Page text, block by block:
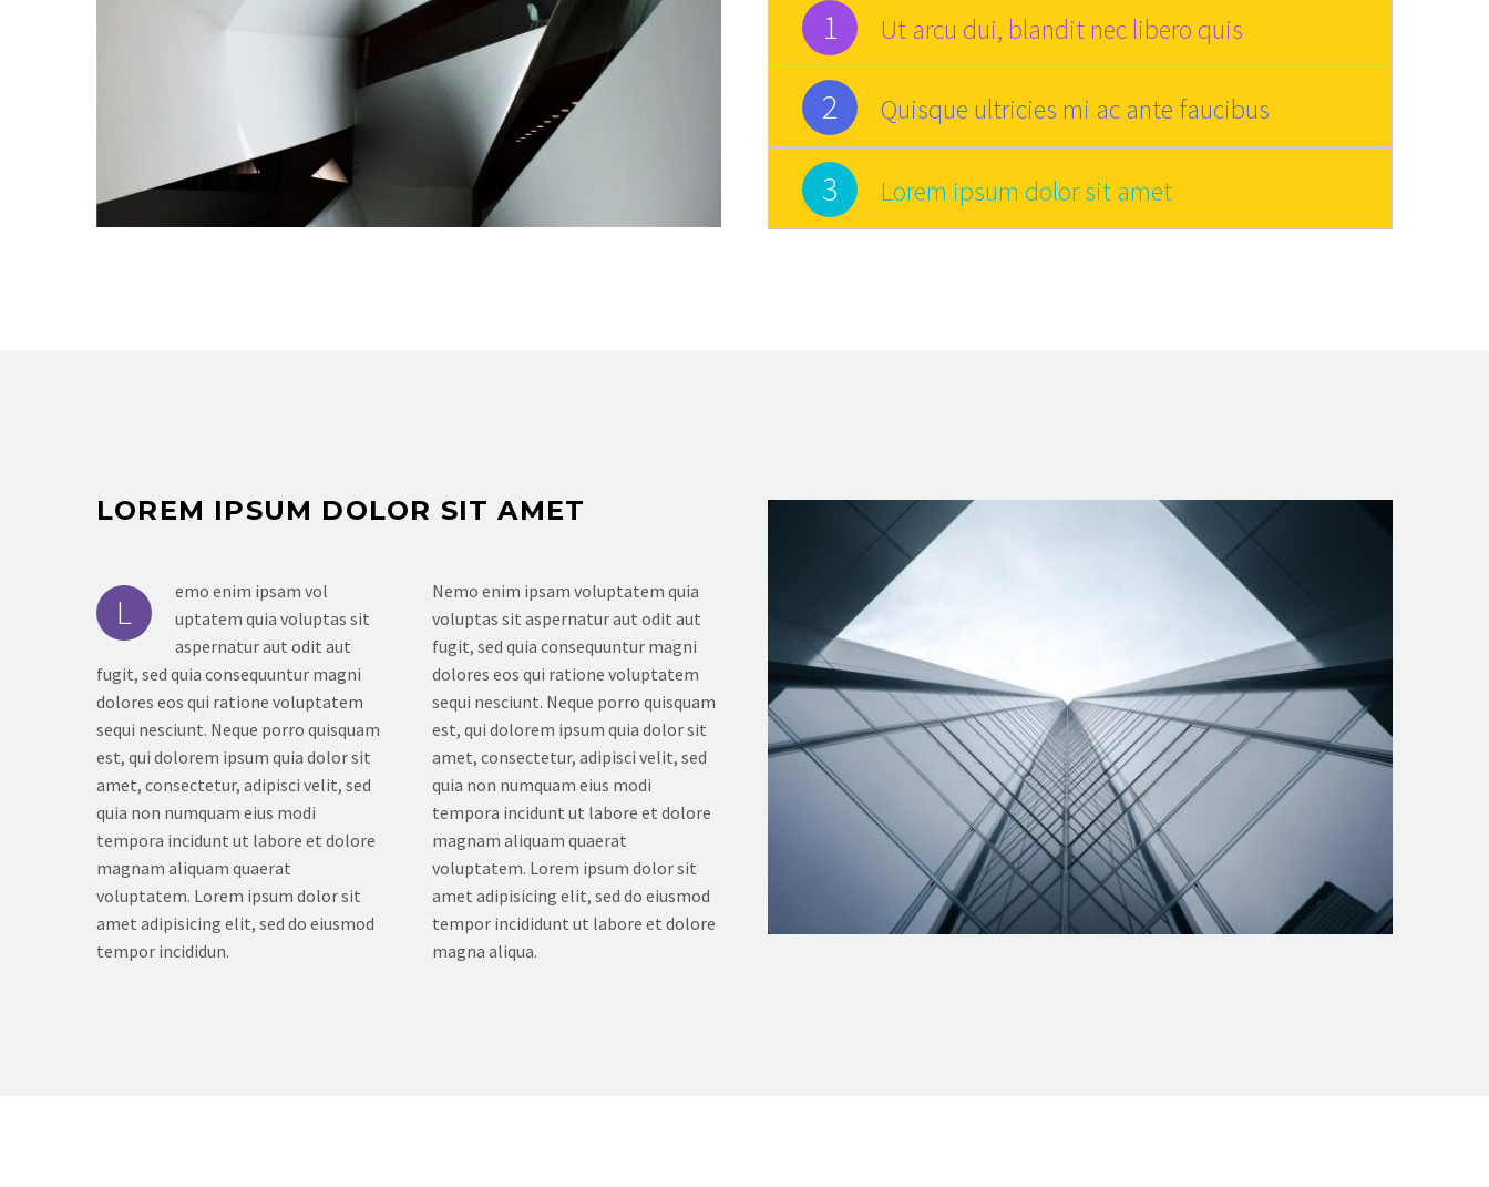
1 Ut arcu dui, blandit nec libero quis
2 Quisque ultricies mi ac ante faucibus
3 Lorem ipsum dolor sit amet
LOREM IPSUM DOLOR SIT AMET
L
emo enim ipsam vol
uptatem quia voluptas sit
aspernatur aut odit aut
fugit, sed quia consequuntur magni
dolores eos qui ratione voluptatem
sequi nesciunt. Neque porro quisquam
est, qui dolorem ipsum quia dolor sit
amet, consectetur, adipisci velit, sed
quia non numquam eius modi
tempora incidunt ut labore et dolore
magnam aliquam quaerat
voluptatem. Lorem ipsum dolor sit
amet adipisicing elit, sed do eiusmod
tempor incididun.
Nemo enim ipsam voluptatem quia
voluptas sit aspernatur aut odit aut
fugit, sed quia consequuntur magni
dolores eos qui ratione voluptatem
sequi nesciunt. Neque porro quisquam
est, qui dolorem ipsum quia dolor sit
amet, consectetur, adipisci velit, sed
quia non numquam eius modi
tempora incidunt ut labore et dolore
magnam aliquam quaerat
voluptatem. Lorem ipsum dolor sit
amet adipisicing elit, sed do eiusmod
tempor incididunt ut labore et dolore
magna aliqua.